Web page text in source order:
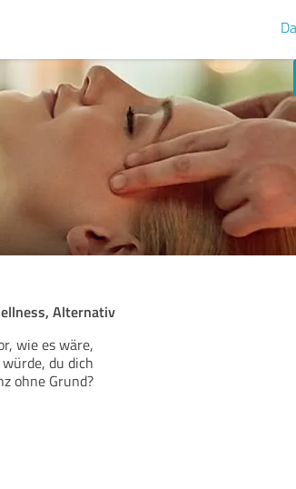
Alternativ
wie es wäre,
du dich
ohne Grund?